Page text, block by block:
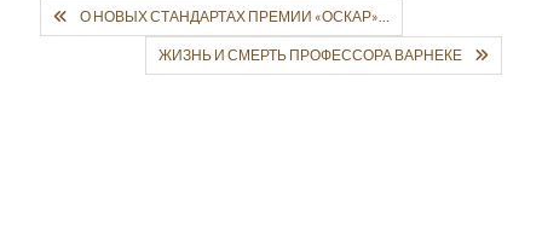
О НОВЫХ СТАНДАРТАХ ПРЕМИИ «ОСКАР»…
ЖИЗНЬ И СМЕРТЬ ПРОФЕССОРА ВАРНЕКЕ